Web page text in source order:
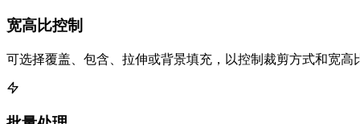
宽高比控制
可选择覆盖、包含、拉伸或背景填充，以控制裁剪方式和宽高